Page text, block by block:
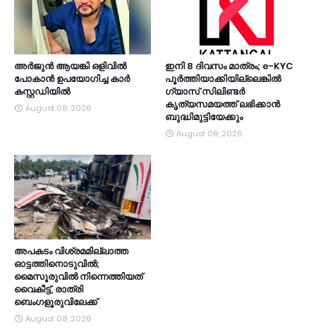
അർജുൻ ആയങ്കി ഒളിവിൽ
പോകാൻ ഉപയോഗിച്ച കാർ
കസ്റ്റഡിയിൽ
August 08, 2026
ഇനി 8 ദിവസം മാത്രം; e-KYC
പൂര്‍ത്തിയാക്കിയില്ലെങ്കില്‍
ഗ്യാസ് സിലിണ്ടര്‍
കൃത്യസമയത്ത് ലഭിക്കാന്‍
ബുദ്ധിമുട്ടിയേക്കും
August 08, 2026
അപകടം വിശ്രമമില്ലാത്ത
ഓട്ടത്തിനൊടുവിൽ;
മൈസൂരുവിൽ നിന്നെത്തിയത്
വൈകീട്ട്, രാത്രി
ബെംഗളൂരുവിലേക്ക്
August 08, 2026